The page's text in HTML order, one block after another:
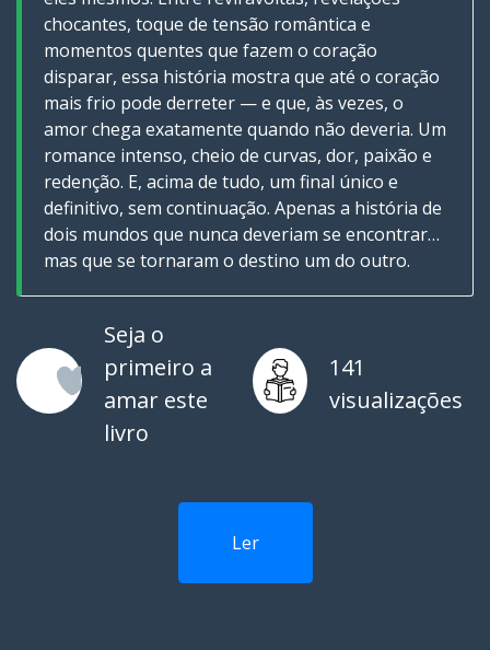
chocantes, toque de tensão romântica e
momentos quentes que fazem o coração
disparar, essa história mostra que até o coração
mais frio pode derreter — e que, às vezes, o
amor chega exatamente quando não deveria. Um
romance intenso, cheio de curvas, dor, paixão e
redenção. E, acima de tudo, um final único e
definitivo, sem continuação. Apenas a história de
dois mundos que nunca deveriam se encontrar…
mas que se tornaram o destino um do outro.
Seja o
primeiro a
amar este
livro
141
visualizações
Ler